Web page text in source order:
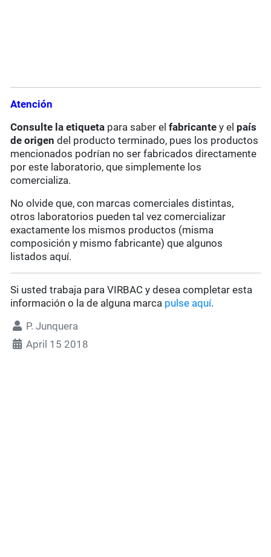
Atención
Consulte la etiqueta para saber elfabricantey el país
de origen del producto terminado, pues los productos
mencionados podrían no ser fabricados directamente
por este laboratorio, que simplemente los
comercializa.
No olvide que, con marcas comerciales distintas,
otros laboratorios pueden tal vez comercializar
exactamente los mismos productos (misma
composición y mismo fabricante) que algunos
listados aquí.
Si usted trabaja para VIRBAC y desea completar esta
información o la de alguna marca pulse aquí.
P. Junquera
April 15 2018